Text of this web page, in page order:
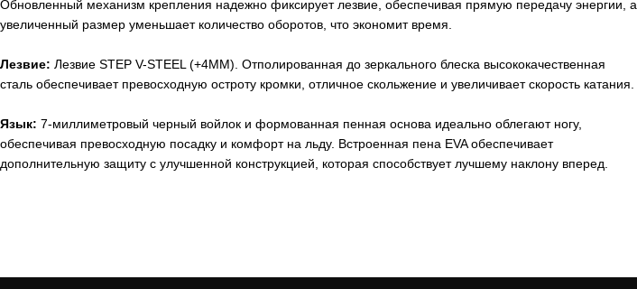
Обновленный механизм крепления надежно фиксирует лезвие, обеспечивая прямую передачу энергии, а
увеличенный размер уменьшает количество оборотов, что экономит время.
Лезвие: Лезвие STEP V-STEEL (+4MM). Отполированная до зеркального блеска высококачественная
сталь обеспечивает превосходную остроту кромки, отличное скольжение и увеличивает скорость катания.
Язык: 7-миллиметровый черный войлок и формованная пенная основа идеально облегают ногу,
обеспечивая превосходную посадку и комфорт на льду. Встроенная пена EVA обеспечивает
дополнительную защиту с улучшенной конструкцией, которая способствует лучшему наклону вперед.